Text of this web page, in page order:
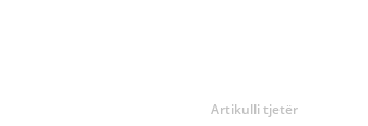
Artikulli tjetër